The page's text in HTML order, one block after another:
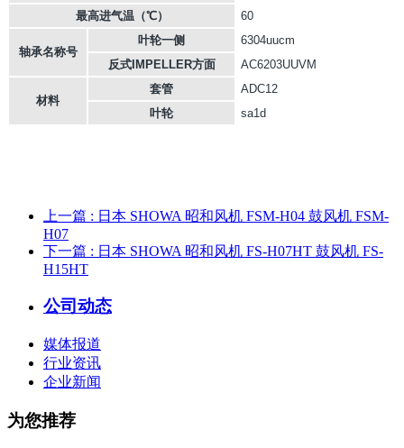
最高进气温（℃）
60
轴承名称号
叶轮一侧
6304uucm
反式IMPELLER方面
AC6203UUVM
材料
套管
ADC12
叶轮
sa1d
上一篇 : 日本 SHOWA 昭和风机 FSM-H04 鼓风机 FSM-
H07
下一篇 : 日本 SHOWA 昭和风机 FS-H07HT 鼓风机 FS-
H15HT
公司动态
媒体报道
行业资讯
企业新闻
为您推荐